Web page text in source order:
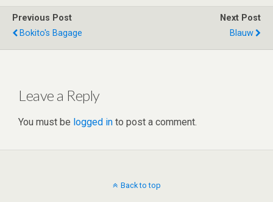
er dI
n
p
o
Previous Post
Bokito's Bagage
Next Post
Blauw
Leave a Reply
You must be logged in to post a comment.
Back to top